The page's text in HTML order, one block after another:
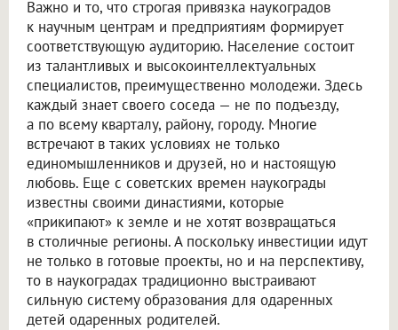
Важно и то, что строгая привязка наукоградов
к научным центрам и предприятиям формирует
соответствующую аудиторию. Население состоит
из талантливых и высокоинтеллектуальных
специалистов, преимущественно молодежи. Здесь
каждый знает своего соседа — не по подъезду,
а по всему кварталу, району, городу. Многие
встречают в таких условиях не только
единомышленников и друзей, но и настоящую
любовь. Еще с советских времен наукограды
известны своими династиями, которые
«прикипают» к земле и не хотят возвращаться
в столичные регионы. А поскольку инвестиции идут
не только в готовые проекты, но и на перспективу,
то в наукоградах традиционно выстраивают
сильную систему образования для одаренных
детей одаренных родителей.